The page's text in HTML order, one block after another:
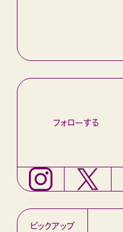
フォローする
ピックアップ